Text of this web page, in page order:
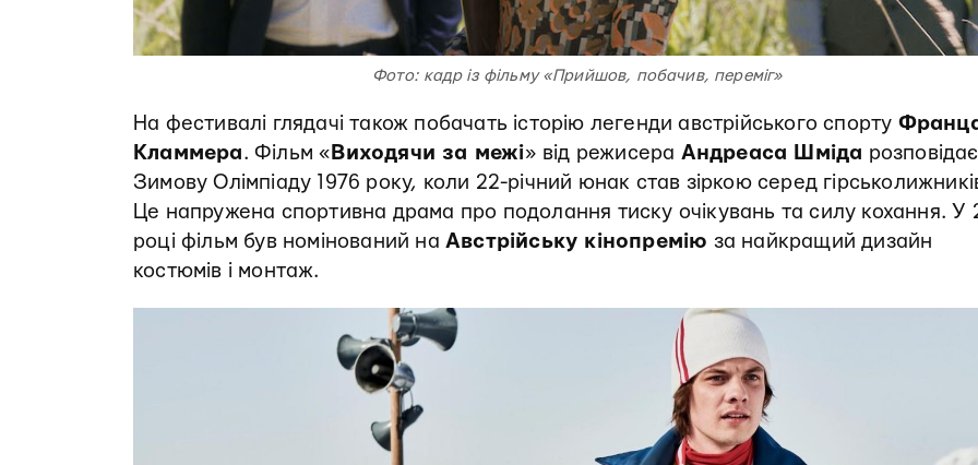
Фото: кадр із фільму «Прийшов, побачив, переміг»
На фестивалі глядачі також побачать історію легенди австрійського спорту
Кламмера. Фільм « Виходячи за межі» від режисера Андреаса Шміда
Зимову Олімпіаду 1976 року, коли 22-річний юнак став зіркою серед
Це напружена спортивна драма про подолання тиску очікувань та силу кохання. У
році фільм був номінований на Австрійську кінопремію за найкращий дизайн
костюмів і монтаж.